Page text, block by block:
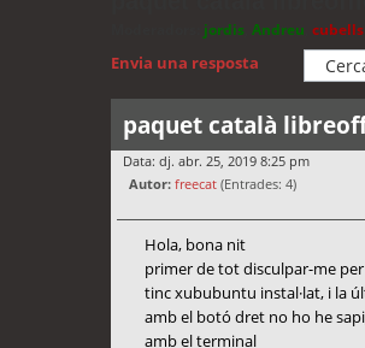
jordis Andreu cubells
Envia una resposta
paquet català
Data: dj. abr. 25, 2019 8:25 pm
Autor: freecat (Entrades: 4)
Hola, bona nit
primer de tot disculpar-me
tinc xububuntu instal·lat, i la
amb el botó dret no ho he
amb el terminal